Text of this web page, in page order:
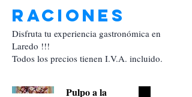
Raciones
Disfruta tu experiencia gastronómica en
Laredo !!!
Todos los precios tienen I.V.A. incluido.
Pulpo a la